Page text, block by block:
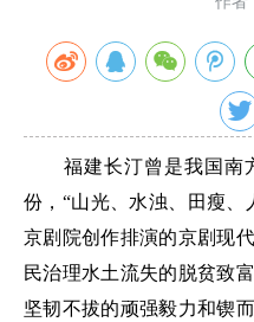
福建长汀曾是我国南
份，“山光、水浊、田瘦、
京剧院创作排演的京剧现
民治理水土流失的脱贫致
坚韧不拔的顽强毅力和锲